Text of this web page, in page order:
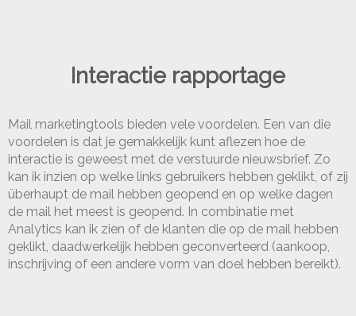
Interactie rapportage
Mail marketingtools bieden vele voordelen. Een van die
voordelen is dat je gemakkelijk kunt aflezen hoe de
interactie is geweest met de verstuurde nieuwsbrief. Zo
kan ik inzien op welke links gebruikers hebben geklikt, of zij
überhaupt de mail hebben geopend en op welke dagen
de mail het meest is geopend. In combinatie met
Analytics kan ik zien of de klanten die op de mail hebben
geklikt, daadwerkelijk hebben geconverteerd (aankoop,
inschrijving of een andere vorm van doel hebben bereikt).